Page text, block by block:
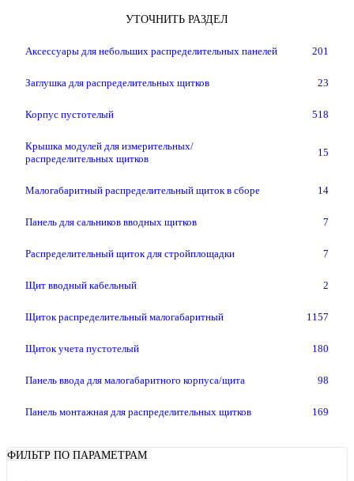
УТОЧНИТЬ РАЗДЕЛ
Аксессуары для небольших распределительных панелей 201
Заглушка для распределительных щитков 23
Корпус пустотелый 518
Крышка модулей для измерительных/
распределительных щитков
15
Малогабаритный распределительный щиток в сборе 14
Панель для сальников вводных щитков 7
Распределительный щиток для стройплощадки 7
Щит вводный кабельный 2
Щиток распределительный малогабаритный 1157
Щиток учета пустотелый 180
Панель ввода для малогабаритного корпуса/щита 98
Панель монтажная для распределительных щитков 169
ФИЛЬТР ПО ПАРАМЕТРАМ